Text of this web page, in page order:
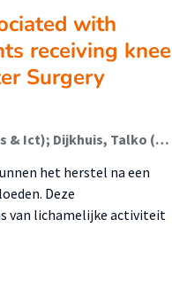
with
receiving knee
Surgery
Strijbos, Daniel; van Houtert, Wim; Arends, Joran (New Business & Ict); Dijkhuis, Talko (New Business & Ict); Boymans, Tim; Reneman, Michiel; Kuijer, Paul; van der Sluis, Geert (Peri-Hospital Functioning And Participation)
het herstel na een
Deze
van lichamelijke activiteit